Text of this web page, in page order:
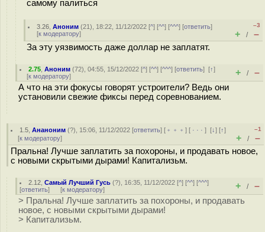
самому палиться
3.26 ,Аноним (21), 18:22, 11/12/2022 [^] [^^] [^^^] [ответить]
[к модератору]
–3
+ / –
За эту уязвимость даже доллар не заплатят.
2.75 ,Аноним (72), 04:55, 15/12/2022 [^] [^^] [^^^] [ответить][↑]
[к модератору] + / –
А что на эти фокусы говорят устроители? Ведь они
установили свежие фиксы перед соревнованием.
1.5 ,Ананоним (?), 15:06, 11/12/2022 [ответить] [ ﹢﹢﹢] [ · · ·][↓] [↑]
[к модератору]
–1
+ / –
Пральна! Лучше заплатить за похороны, и продавать новое,
с новыми скрытыми дырами! Капитализьм.
2.12 ,Самый Лучший Гусь (?), 16:35, 11/12/2022 [^] [^^] [^^^]
[ответить] [к модератору] + / –
> Пральна! Лучше заплатить за похороны, и продавать
новое, с новыми скрытыми дырами!
> Капитализьм.